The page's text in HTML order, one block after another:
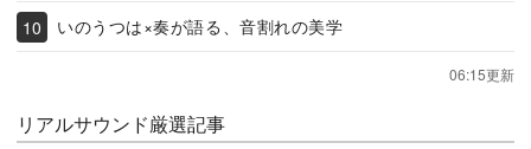
いのうつは×奏が語る、音割れの美学
06:15更新
リアルサウンド厳選記事